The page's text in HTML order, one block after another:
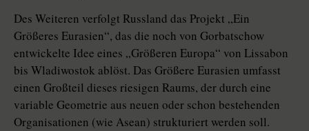
Des Weiteren verfolgt Russland das Projekt „Ein
Größeres Eurasien“, das die noch von Gorbatschow
entwickelte Idee eines „Größeren Europa“ von Lissabon
bis Wladiwostok ablöst. Das Größere Eurasien umfasst
einen Großteil dieses riesigen Raums, der durch eine
variable Geometrie aus neuen oder schon bestehenden
Organisationen (wie Asean) strukturiert werden soll.